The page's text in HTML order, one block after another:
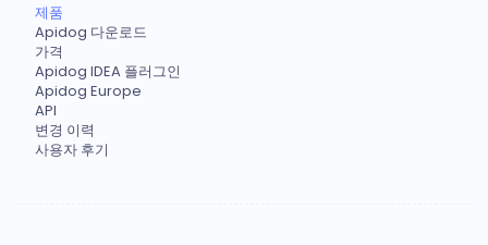
제품
Apidog 다운로드
가격
Apidog IDEA 플러그인
Apidog Europe
API
변경 이력
사용자 후기